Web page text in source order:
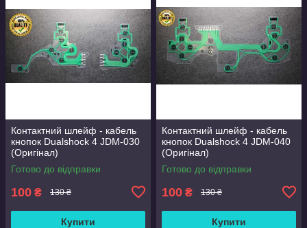
Контактний шлейф - кабель
кнопок Dualshock 4 JDM-030
(Оригінал)
Готово до відправки
100 ₴ 130 ₴
Купити
Контактний шлейф - кабель
кнопок Dualshock 4 JDM-040
(Оригінал)
Готово до відправки
100 ₴ 130 ₴
Купити